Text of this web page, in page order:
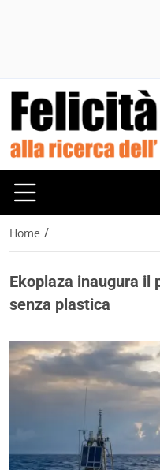
Home /
Ekoplaza inaugura il
senza plastica